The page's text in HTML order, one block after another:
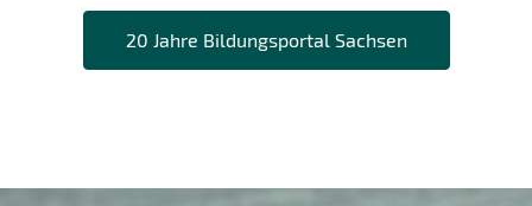
20 Jahre Bildungsportal Sachsen